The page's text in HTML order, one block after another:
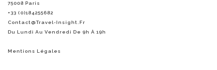
75008 Paris
+33 (0)184255682
Contact@Travel-Insight.fr
Du Lundi Au Vendredi De 9h À 19h
Mentions Légales